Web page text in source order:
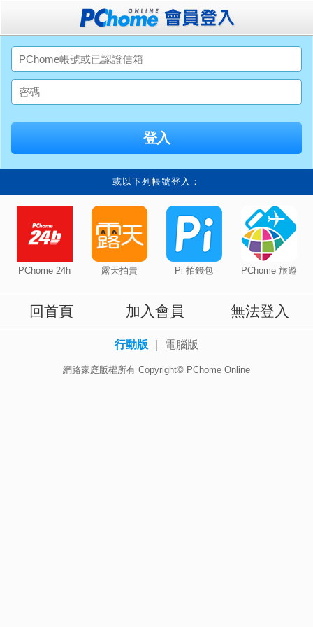
或以下列帳號登入：
PChome 24h 露天拍賣 Pi 拍錢包 PChome 旅遊
回首頁 加入會員 無法登入
行動版 電腦版
網路家庭版權所有 Copyright© PChome Online